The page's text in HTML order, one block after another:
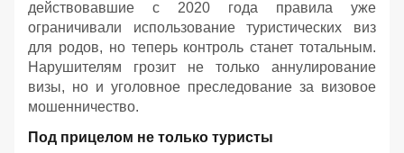
действовавшие с 2020 года правила уже
ограничивали использование туристических виз
для родов, но теперь контроль станет тотальным.
Нарушителям грозит не только аннулирование
визы, но и уголовное преследование за визовое
мошенничество.
Под прицелом не только туристы